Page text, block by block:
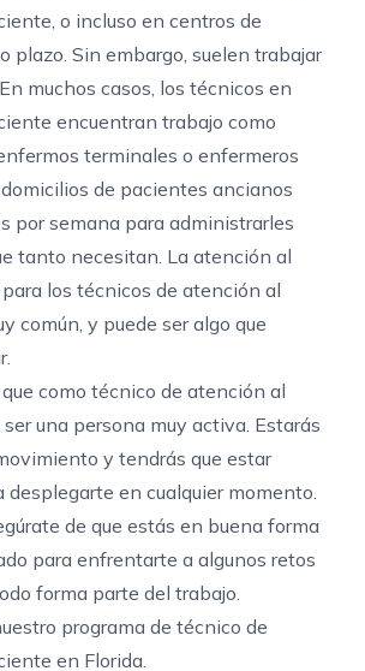
o incluso en centros de
plazo. Sin embargo, suelen trabajar
muchos casos, los técnicos en
encuentran trabajo como
terminales o enfermeros
de pacientes ancianos
por semana para administrarles
tanto necesitan. La atención al
los técnicos de atención al
común, y puede ser algo que
como técnico de atención al
una persona muy activa. Estarás
y tendrás que estar
desplegarte en cualquier momento.
de que estás en buena forma
para enfrentarte a algunos retos
forma parte del trabajo.
programa de técnico de
en Florida.